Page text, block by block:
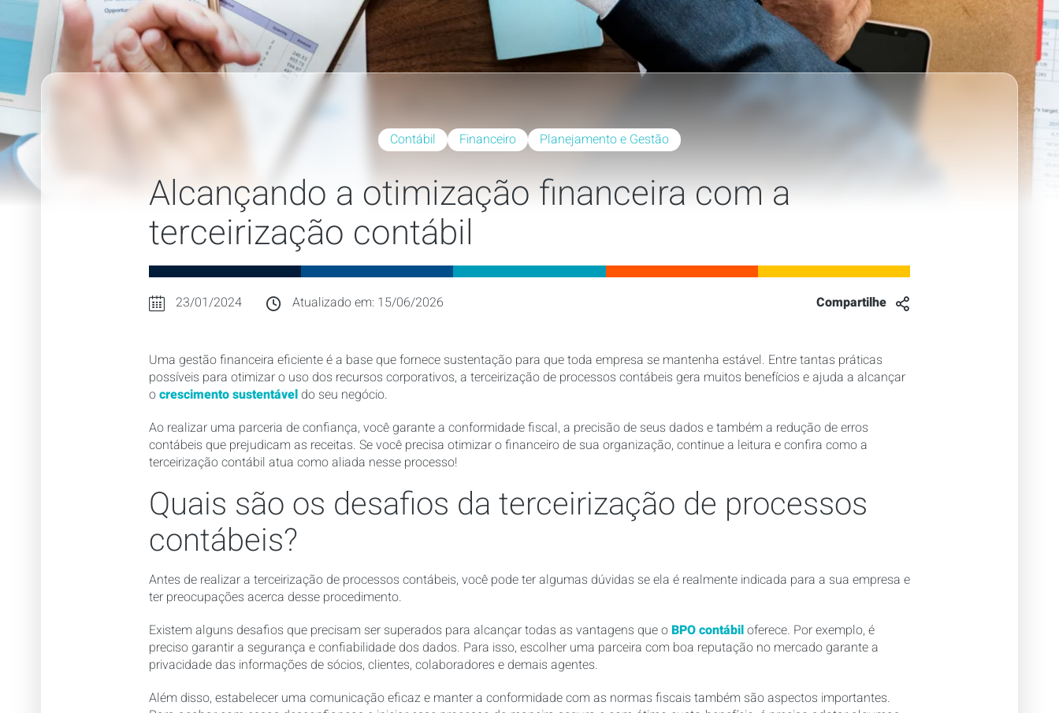
Contábil Financeiro Planejamento e Gestão
Alcançando a otimização financeira com a
terceirização contábil
23/01/2024 Atualizado em: 15/06/2026 Compartilhe
Uma gestão financeira eficiente é a base que fornece sustentação para que toda empresa se mantenha estável. Entre tantas práticas
possíveis para otimizar o uso dos recursos corporativos, a terceirização de processos contábeis gera muitos benefícios e ajuda a alcançar
ocrescimento sustentáveldo seu negócio.
Ao realizar uma parceria de confiança, você garante a conformidade fiscal, a precisão de seus dados e também a redução de erros
contábeis que prejudicam as receitas. Se você precisa otimizar o financeiro de sua organização, continue a leitura e confira como a
terceirização contábil atua como aliada nesse processo!
Quais são os desafios da terceirização de processos
contábeis?
Antes de realizar a terceirização de processos contábeis, você pode ter algumas dúvidas se ela é realmente indicada para a sua empresa e
ter preocupações acerca desse procedimento.
Existem alguns desafios que precisam ser superados para alcançar todas as vantagens que oBPO contábiloferece. Por exemplo, é
preciso garantir a segurança e confiabilidade dos dados. Para isso, escolher uma parceira com boa reputação no mercado garante a
privacidade das informações de sócios, clientes, colaboradores e demais agentes.
Além disso, estabelecer uma comunicação eficaz e manter a conformidade com as normas fiscais também são aspectos importantes.